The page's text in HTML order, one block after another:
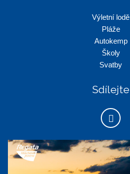
Výletní lodě
Pláže
Autokemp
Školy
Svatby
Sdílejte